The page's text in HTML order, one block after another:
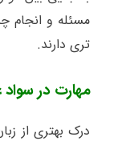
مسئله و انجام
تری دارند.
مهارت در
درک بهتری از